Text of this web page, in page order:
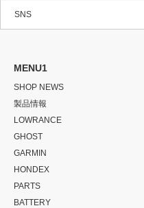
SNS
MENU1
SHOP NEWS
製品情報
LOWRANCE
GHOST
GARMIN
HONDEX
PARTS
BATTERY